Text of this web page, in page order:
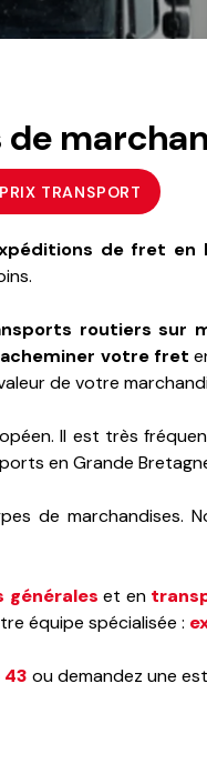
TRANSPORT
de fret en
routiers sur
acheminer votre fret
de votre
Il est très
en Grande
de marchandises.
générales et en
équipe spécialisée :
43 ou demandez une